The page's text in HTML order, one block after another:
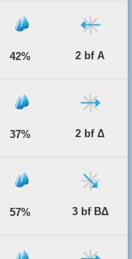
42% 2 bf Α
37% 2 bf Δ
57% 3 bf ΒΔ